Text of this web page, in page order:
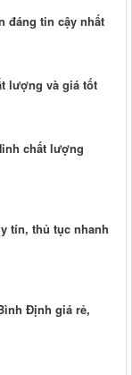
đáng tin cậy nhất
lượng và giá tốt
chất lượng
tín, thủ tục nhanh
Định giá rẻ,